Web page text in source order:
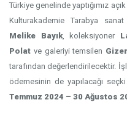
Türkiye genelinde yaptığımız
Kulturakademie Tarabya
Melike Bayık, koleksiyoner
Polat ve galeriyi temsilen
tarafından değerlendirilecektir.
ödemesinin de yapılacağı seçki
Temmuz 2024 – 30 Ağustos